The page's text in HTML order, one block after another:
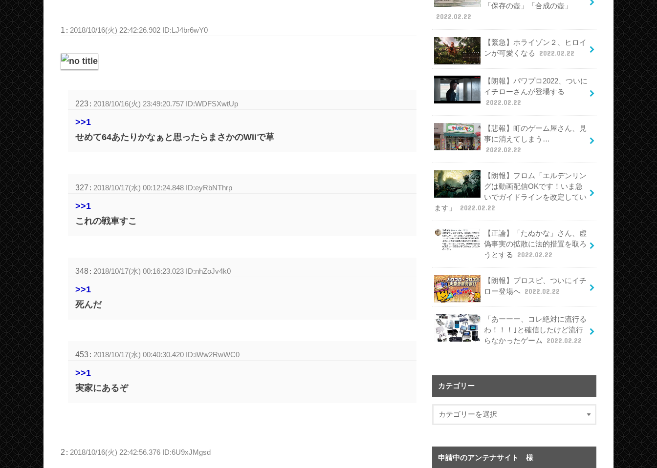
1 : 2018/10/16(火) 22:42:26.902 ID:LJ4br6wY0
223: 2018/10/16(火) 23:49:20.757 ID:WDFSXwtUp
>>1
せめて64あたりかなぁと思ったらまさかのWiiで草
327 : 2018/10/17(水) 00:12:24.848 ID:eyRbNThrp
>>1
これの戦車すこ
348: 2018/10/17(水) 00:16:23.023 ID:nhZoJv4k0
>>1
死んだ
453: 2018/10/17(水) 00:40:30.420 ID:iWw2RwWC0
>>1
実家にあるぞ
2 : 2018/10/16(火) 22:42:56.376 ID:6U9xJMgsd
「保存の壺」「合成の壺」
2022.02.22
【緊急】ホライゾン２、ヒロイ
ンが可愛くなる
2022.02.22
【朗報】パワプロ2022、ついに
イチローさんが登場する
2022.02.22
【悲報】町のゲーム屋さん、見
事に消えてしまう…
2022.02.22
【朗報】フロム「エルデンリン
グは動画配信OKです！いま急
いでガイドラインを改定してい
ます」
2022.02.22
【正論】「たぬかな」さん、虚
偽事実の拡散に法的措置を取ろ
うとする
2022.02.22
【朗報】プロスピ、ついにイチ
ロー登場へ 2022.02.22
「あーーー、コレ絶対に流行る
わ！！！｣と確信したけど流行
らなかったゲーム
2022.02.22
カテゴリー
申請中のアンテナサイト 様